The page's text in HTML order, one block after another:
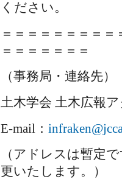
ください。
＝＝＝＝＝＝＝＝
＝＝＝＝＝＝＝
（事務局・連絡先）
土木学会 土木広報
E-mail ：
（アドレスは暫定
更いたします。）